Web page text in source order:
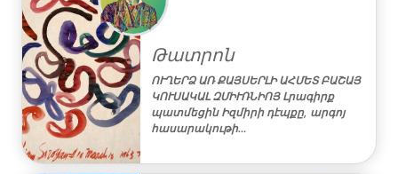
Թատրոն
ՈՒՂԵՐՁ ԱՌ ՔԱՅՍԵՐԼԻ ԱՀՄԵՏ ԲԱՇԱՅ
ԿՈՒՍԱԿԱԼ ԶՄԻՒՌՆԻՈՅ Լրագիրք
պատմեցին Իզմիրի դէպքը, արգոյ
հասարակութի…